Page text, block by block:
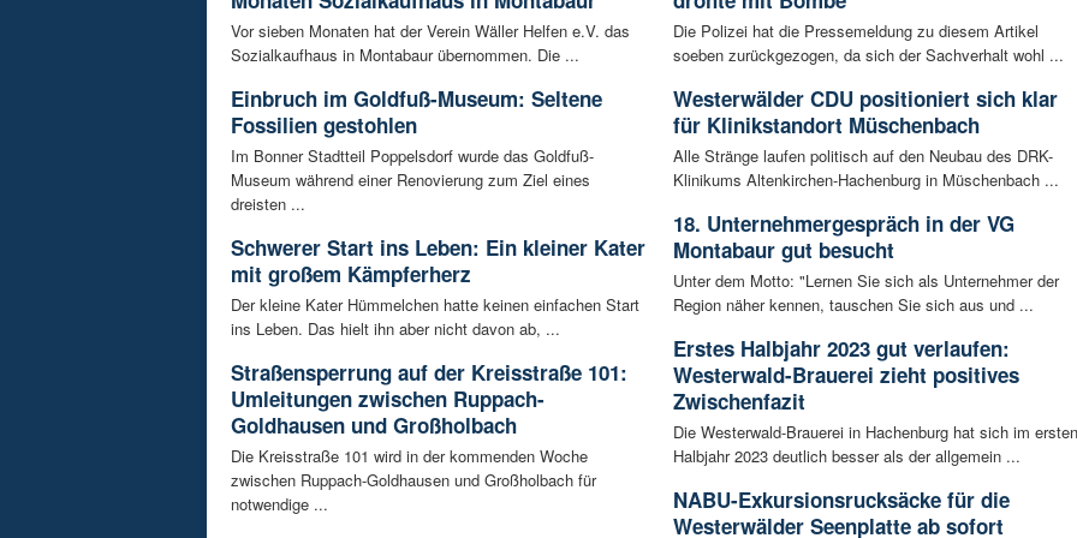
Vor sieben Monaten hat der Verein Wäller Helfen e.V. das
Sozialkaufhaus in Montabaur übernommen. Die ...
Einbruch im Goldfuß-Museum: Seltene
Fossilien gestohlen
Im Bonner Stadtteil Poppelsdorf wurde das Goldfuß-
Museum während einer Renovierung zum Ziel eines
dreisten ...
Schwerer Start ins Leben: Ein kleiner Kater
mit großem Kämpferherz
Der kleine Kater Hümmelchen hatte keinen einfachen Start
ins Leben. Das hielt ihn aber nicht davon ab, ...
Straßensperrung auf der Kreisstraße 101:
Umleitungen zwischen Ruppach-
Goldhausen und Großholbach
Die Kreisstraße 101 wird in der kommenden Woche
zwischen Ruppach-Goldhausen und Großholbach für
notwendige ...
Die Polizei hat die Pressemeldung zu diesem Artikel
soeben zurückgezogen, da sich der Sachverhalt wohl ...
Westerwälder CDU positioniert sich klar
für Klinikstandort Müschenbach
Alle Stränge laufen politisch auf den Neubau des DRK-
Klinikums Altenkirchen-Hachenburg in Müschenbach ...
18. Unternehmergespräch in der VG
Montabaur gut besucht
Unter dem Motto: "Lernen Sie sich als Unternehmer der
Region näher kennen, tauschen Sie sich aus und ...
Erstes Halbjahr 2023 gut verlaufen:
Westerwald-Brauerei zieht positives
Zwischenfazit
Die Westerwald-Brauerei in Hachenburg hat sich im ersten
Halbjahr 2023 deutlich besser als der allgemein ...
NABU-Exkursionsrucksäcke für die
Westerwälder Seenplatte ab sofort